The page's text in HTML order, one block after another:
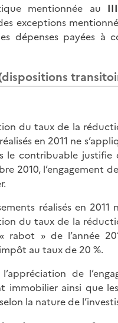
mentionnée au
exceptions
dépenses payées à
du taux de la
en 2011 ne
le contribuable justifie
2010, l’engagement
réalisés en 2011
du taux de la
» de l’année
au taux de 20 %.
de
immobilier ainsi que
la nature de